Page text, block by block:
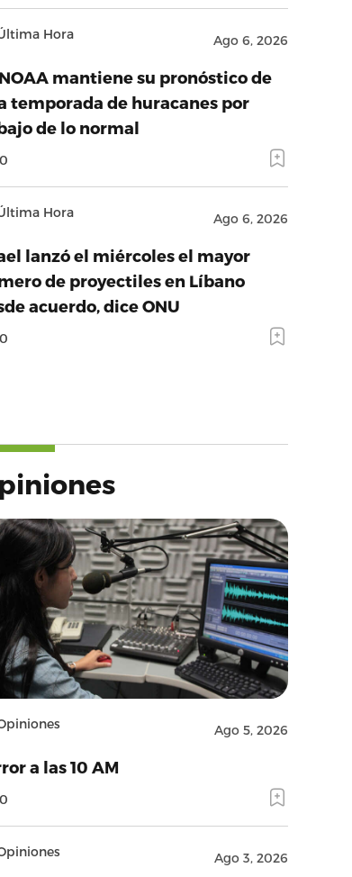
Hora Ago 6, 2026
mantiene su pronóstico de
temporada de huracanes por
de lo normal
0
Hora Ago 6, 2026
lanzó el miércoles el mayor
de proyectiles en Líbano
acuerdo, dice ONU
0
Ago 5, 2026
a las 10 AM
0
Ago 3, 2026